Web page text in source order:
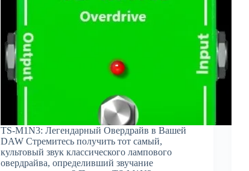
TS-M1N3: Легендарный Овердрайв в Вашей
DAW Стремитесь получить тот самый,
культовый звук классического лампового
овердрайва, определивший звучание